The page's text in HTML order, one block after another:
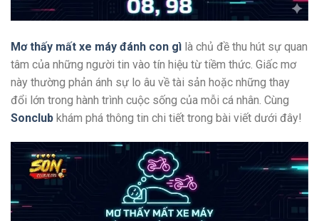
Mơ thấy mất xe máy đánh con gì là chủ đề thu hút sự quan
tâm của những người tin vào tín hiệu từ tiềm thức. Giấc mơ
này thường phản ánh sự lo âu về tài sản hoặc những thay
đổi lớn trong hành trình cuộc sống của mỗi cá nhân. Cùng
Sonclub khám phá thông tin chi tiết trong bài viết dưới đây!